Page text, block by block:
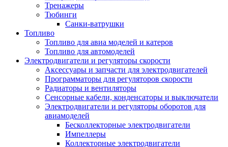
Тренажеры
Тюбинги
Санки-ватрушки
Топливо
Топливо для авиа моделей и катеров
Топливо для автомоделей
Электродвигатели и регуляторы скорости
Аксессуары и запчасти для электродвигателей
Программаторы для регуляторов скорости
Радиаторы и вентиляторы
Сенсорные кабели, конденсаторы и выключатели
Электродвигатели и регуляторы оборотов для
авиамоделей
Бесколлекторные электродвигатели
Импеллеры
Коллекторные электродвигатели